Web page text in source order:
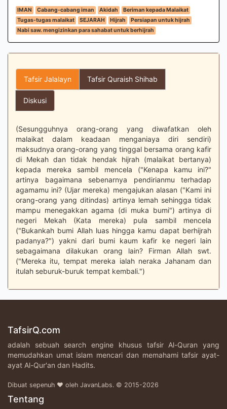
IMAN Cabang-cabang iman Akidah
Beriman kepada Malaikat
Tugas-tugas malaikat
SEJARAH Hijrah
Persiapan untuk hijrah
Nabi saw. mengizinkan para sahabat untuk berhijrah
Tafsir Jalalayn Tafsir Quraish Shihab
Diskusi
(Sesungguhnya orang-orang yang diwafatkan oleh
malaikat dalam keadaan menganiaya diri sendiri)
maksudnya orang-orang yang tinggal bersama orang kafir
di Mekah dan tidak hendak hijrah (malaikat bertanya)
kepada mereka sambil mencela ("Kenapa kamu ini?"
artinya bagaimana sebenarnya pendirianmu terhadap
agamamu ini? (Ujar mereka) mengajukan alasan ("Kami ini
orang-orang yang ditindas) artinya lemah sehingga tidak
mampu menegakkan agama (di muka bumi") artinya di
negeri Mekah (Kata mereka) pula sambil mencela
("Bukankah bumi Allah luas hingga kamu dapat berhijrah
padanya?") yakni dari bumi kaum kafir ke negeri lain
sebagaimana dilakukan orang lain? Firman Allah swt.
("Mereka itu, tempat mereka ialah neraka Jahanam dan
itulah seburuk-buruk tempat kembali.")
TafsirQ.com
adalah sebuah search engine khusus tafsir Al-Quran yang
memudahkan umat islam mencari dan memahami tafsir ayat-
ayat Al-Qur'an dan Hadits.
Dibuat sepenuh ♥ oleh JavanLabs. © 2015-2026
Tentang